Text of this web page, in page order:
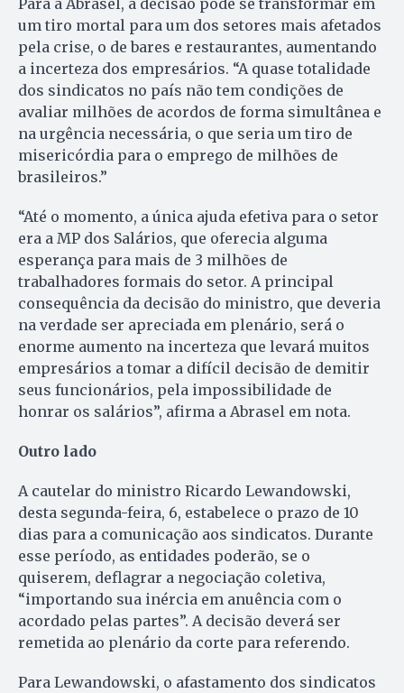
Para a Abrasel, a decisão pode se transformar em
um tiro mortal para um dos setores mais afetados
pela crise, o de bares e restaurantes, aumentando
a incerteza dos empresários. “A quase totalidade
dos sindicatos no país não tem condições de
avaliar milhões de acordos de forma simultânea e
na urgência necessária, o que seria um tiro de
misericórdia para o emprego de milhões de
brasileiros.”
“Até o momento, a única ajuda efetiva para o setor
era a MP dos Salários, que oferecia alguma
esperança para mais de 3 milhões de
trabalhadores formais do setor. A principal
consequência da decisão do ministro, que deveria
na verdade ser apreciada em plenário, será o
enorme aumento na incerteza que levará muitos
empresários a tomar a difícil decisão de demitir
seus funcionários, pela impossibilidade de
honrar os salários”, afirma a Abrasel em nota.
Outro lado
A cautelar do ministro Ricardo Lewandowski,
desta segunda-feira, 6, estabelece o prazo de 10
dias para a comunicação aos sindicatos. Durante
esse período, as entidades poderão, se o
quiserem, deflagrar a negociação coletiva,
“importando sua inércia em anuência com o
acordado pelas partes”. A decisão deverá ser
remetida ao plenário da corte para referendo.
Para Lewandowski, o afastamento dos sindicatos